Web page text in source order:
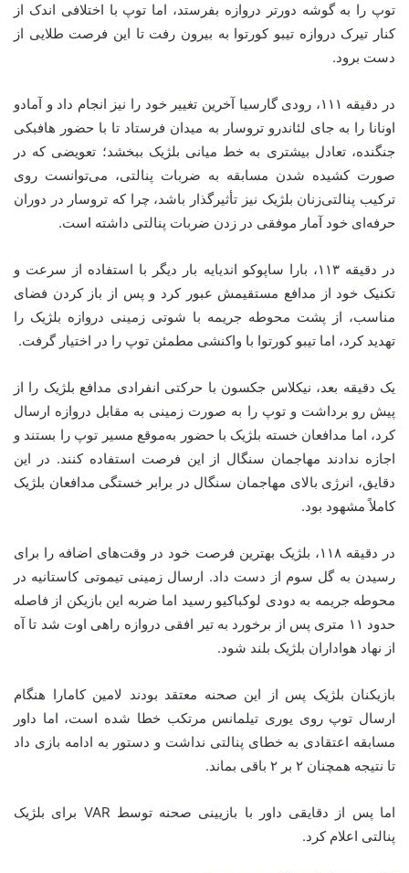
توپ را به گوشه دورتر دروازه بفرستد، اما توپ با اختلافی اندک از
کنار تیرک دروازه تیبو کورتوا به بیرون رفت تا این فرصت طلایی از
دست برود.
در دقیقه ۱۱۱، رودی گارسیا آخرین تغییر خود را نیز انجام داد و آمادو
اونانا را به جای لئاندرو تروسار به میدان فرستاد تا با حضور هافبکی
جنگنده، تعادل بیشتری به خط میانی بلژیک ببخشد؛ تعویضی که در
صورت کشیده شدن مسابقه به ضربات پنالتی، می‌توانست روی
ترکیب پنالتی‌زنان بلژیک نیز تأثیرگذار باشد، چرا که تروسار در دوران
حرفه‌ای خود آمار موفقی در زدن ضربات پنالتی داشته است.
در دقیقه ۱۱۳، بارا ساپوکو اندیایه بار دیگر با استفاده از سرعت و
تکنیک خود از مدافع مستقیمش عبور کرد و پس از باز کردن فضای
مناسب، از پشت محوطه جریمه با شوتی زمینی دروازه بلژیک را
تهدید کرد، اما تیبو کورتوا با واکنشی مطمئن توپ را در اختیار گرفت.
یک دقیقه بعد، نیکلاس جکسون با حرکتی انفرادی مدافع بلژیک را از
پیش رو برداشت و توپ را به صورت زمینی به مقابل دروازه ارسال
کرد، اما مدافعان خسته بلژیک با حضور به‌موقع مسیر توپ را بستند و
اجازه ندادند مهاجمان سنگال از این فرصت استفاده کنند. در این
دقایق، انرژی بالای مهاجمان سنگال در برابر خستگی مدافعان بلژیک
کاملاً مشهود بود.
در دقیقه ۱۱۸، بلژیک بهترین فرصت خود در وقت‌های اضافه را برای
رسیدن به گل سوم از دست داد. ارسال زمینی تیموتی کاستانیه در
محوطه جریمه به دودی لوکباکیو رسید اما ضربه این بازیکن از فاصله
حدود ۱۱ متری پس از برخورد به تیر افقی دروازه راهی اوت شد تا آه
از نهاد هواداران بلژیک بلند شود.
بازیکنان بلژیک پس از این صحنه معتقد بودند لامین کامارا هنگام
ارسال توپ روی یوری تیلمانس مرتکب خطا شده است، اما داور
مسابقه اعتقادی به خطای پنالتی نداشت و دستور به ادامه بازی داد
تا نتیجه همچنان ۲ بر ۲ باقی بماند.
اما پس از دقایقی داور با بازیینی صحنه توسط VAR برای بلژیک
پنالتی اعلام کرد.